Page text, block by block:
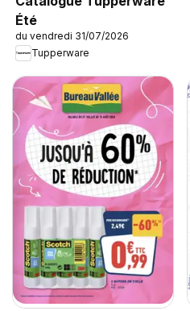
Été
du vendredi 31/07/2026
Tupperware